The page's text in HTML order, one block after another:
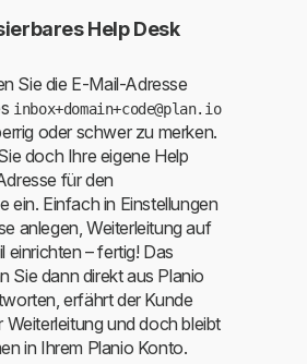
Help Desk
Sie die E-Mail-Adresse
inbox+domain+code@plan.io
oder schwer zu merken.
doch Ihre eigene Help
für den
ein. Einfach in Einstellungen
anlegen, Weiterleitung auf
einrichten – fertig! Das
Sie dann direkt aus Planio
erfährt der Kunde
Weiterleitung und doch bleibt
in Ihrem Planio Konto.